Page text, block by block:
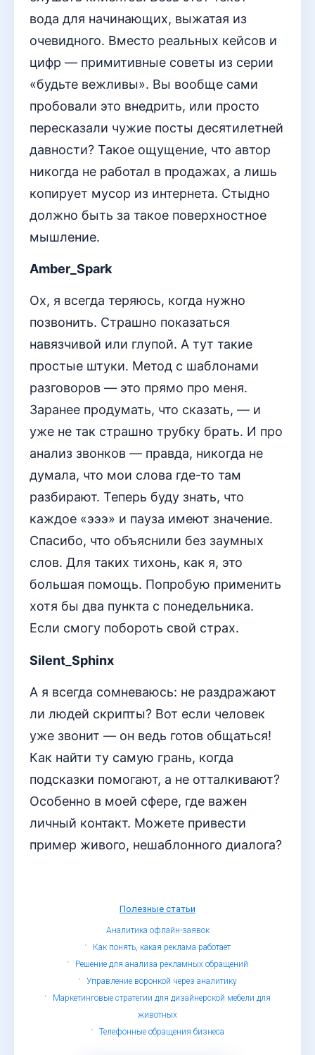
вода для начинающих, выжатая из
очевидного. Вместо реальных кейсов и
цифр — примитивные советы из серии
«будьте вежливы». Вы вообще сами
пробовали это внедрить, или просто
пересказали чужие посты десятилетней
давности? Такое ощущение, что автор
никогда не работал в продажах, а лишь
копирует мусор из интернета. Стыдно
должно быть за такое поверхностное
мышление.
Amber_Spark
Ох, я всегда теряюсь, когда нужно
позвонить. Страшно показаться
навязчивой или глупой. А тут такие
простые штуки. Метод с шаблонами
разговоров — это прямо про меня.
Заранее продумать, что сказать, — и
уже не так страшно трубку брать. И про
анализ звонков — правда, никогда не
думала, что мои слова где-то там
разбирают. Теперь буду знать, что
каждое «эээ» и пауза имеют значение.
Спасибо, что объяснили без заумных
слов. Для таких тихонь, как я, это
большая помощь. Попробую применить
хотя бы два пункта с понедельника.
Если смогу побороть свой страх.
Silent_Sphinx
А я всегда сомневаюсь: не раздражают
ли людей скрипты? Вот если человек
уже звонит — он ведь готов общаться!
Как найти ту самую грань, когда
подсказки помогают, а не отталкивают?
Особенно в моей сфере, где важен
личный контакт. Можете привести
пример живого, нешаблонного диалога?
Полезные статьи
Аналитика офлайн-заявок
Как понять, какая реклама работает
Решение для анализа рекламных обращений
Управление воронкой через аналитику
Маркетинговые стратегии для дизайнерской мебели для
животных
Телефонные обращения бизнеса